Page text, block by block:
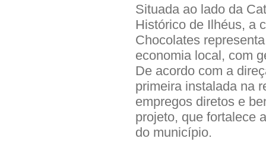
Situada ao lado da
Histórico de Ilhéus, a
Chocolates
economia local, com
De acordo com a
primeira instalada na
empregos diretos e
projeto, que fortalece
do município.